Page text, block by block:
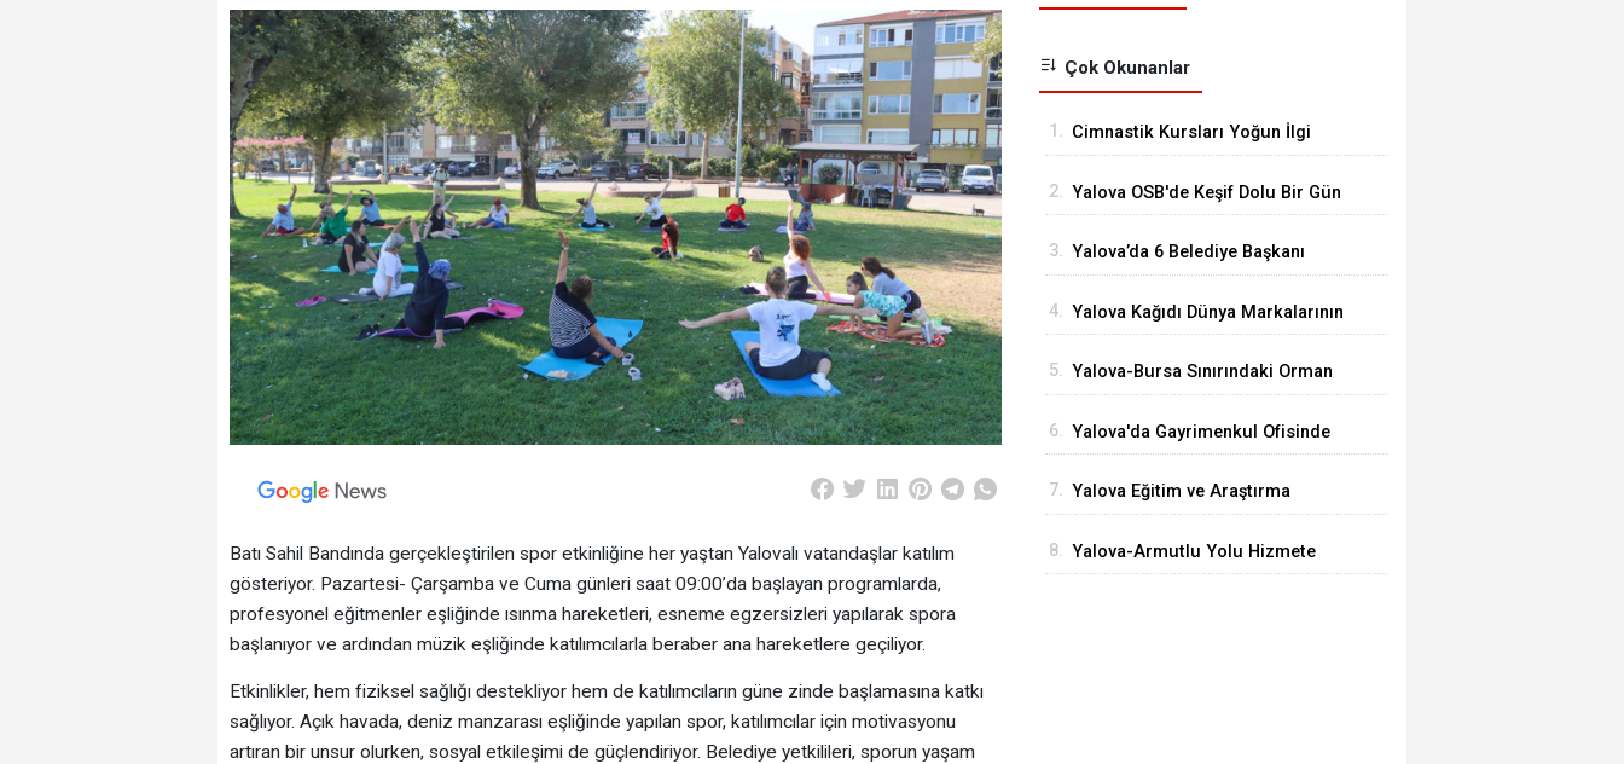
Batı Sahil Bandında gerçekleştirilen spor etkinliğine her yaştan Yalovalı vatandaşlar katılım
gösteriyor. Pazartesi- Çarşamba ve Cuma günleri saat 09:00’da başlayan programlarda,
profesyonel eğitmenler eşliğinde ısınma hareketleri, esneme egzersizleri yapılarak spora
başlanıyor ve ardından müzik eşliğinde katılımcılarla beraber ana hareketlere geçiliyor.
Etkinlikler, hem fiziksel sağlığı destekliyor hem de katılımcıların güne zinde başlamasına katkı
sağlıyor. Açık havada, deniz manzarası eşliğinde yapılan spor, katılımcılar için motivasyonu
artıran bir unsur olurken, sosyal etkileşimi de güçlendiriyor. Belediye yetkilileri, sporun yaşam
Çok Okunanlar
1. Cimnastik Kursları Yoğun İlgi
2. Yalova OSB'de Keşif Dolu Bir Gün
3. Yalova’da 6 Belediye Başkanı
Parti’ye Katıldı
4. Yalova Kağıdı Dünya Markalarının
5. Yalova-Bursa Sınırındaki Orman
6. Yalova'da Gayrimenkul Ofisinde
7. Yalova Eğitim ve Araştırma
Başarıyla Uygulandı
8. Yalova-Armutlu Yolu Hizmete